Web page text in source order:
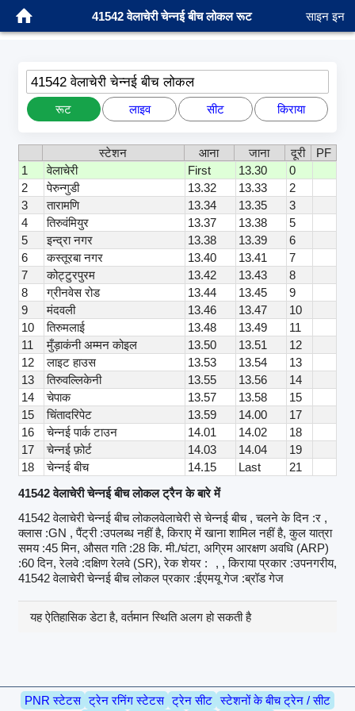
41542 वेलाचेरी चेन्नई बीच लोकल रूट साइन इन
41542 वेलाचेरी चेन्नई बीच लोकल
रूट लाइव सीट किराया
स्टेशन आना जाना दूरी
PF
1
वेलाचेरी First 13.30
0
2
पेरुन्गुडी 13.32 13.33
2
3
तारामणि 13.34 13.35
3
4
तिरुवंमियुर 13.37 13.38
5
5
इन्द्रा नगर 13.38 13.39
6
6
कस्तूरबा नगर 13.40 13.41
7
7
कोट्टुरपुरम 13.42 13.43
8
8
ग्रीनवेस रोड 13.44 13.45
9
9
मंदवली 13.46 13.47
10
10
तिरुमलाई 13.48 13.49
11
11
मुँड़ाकंनी अम्मन कोइल 13.50 13.51
12
12
लाइट हाउस 13.53 13.54
13
13
तिरुवल्लिकेनी 13.55 13.56
14
14
चेपाक 13.57 13.58
15
15
चिंतादरिपेट 13.59 14.00
17
16
चेन्नई पार्क टाउन 14.01 14.02
18
17
चेन्नई फ़ोर्ट 14.03 14.04
19
18
चेन्नई बीच 14.15 Last
21
41542 वेलाचेरी चेन्नई बीच लोकल ट्रैन के बारे में
41542 वेलाचेरी चेन्नई बीच लोकलवेलाचेरी से चेन्नई बीच , चलने के दिन :र ,
क्लास :GN , पैंट्री :उपलब्ध नहीं है, किराए में खाना शामिल नहीं है, कुल यात्रा
समय :45 मिन, औसत गति :28 कि. मी./घंटा, अग्रिम आरक्षण अवधि (ARP)
:60 दिन, रेलवे :दक्षिण रेलवे (SR), रेक शेयर :
, , किराया प्रकार :उपनगरीय,
41542 वेलाचेरी चेन्नई बीच लोकल प्रकार :ईएमयू गेज :ब्रॉड गेज
यह ऐतिहासिक डेटा है, वर्तमान स्थिति अलग हो सकती है
PNR स्टेटस ट्रेन रनिंग स्टेटस ट्रेन सीट स्टेशनों के बीच ट्रेन / सीट